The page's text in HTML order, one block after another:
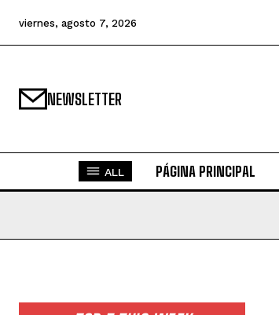
viernes, agosto 7, 2026
NEWSLETTER
ALL PÁGINA PRINCIPAL